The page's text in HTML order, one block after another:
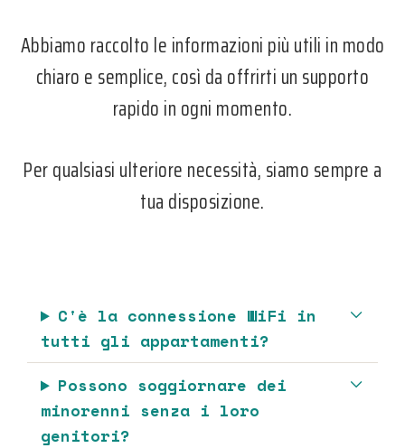
Abbiamo raccolto le informazioni più utili in modo
chiaro e semplice, così da offrirti un supporto
rapido in ogni momento.
Per qualsiasi ulteriore necessità, siamo sempre a
tua disposizione.
C'è la connessione WiFi in
tutti gli appartamenti?
Possono soggiornare dei
minorenni senza i loro
genitori?